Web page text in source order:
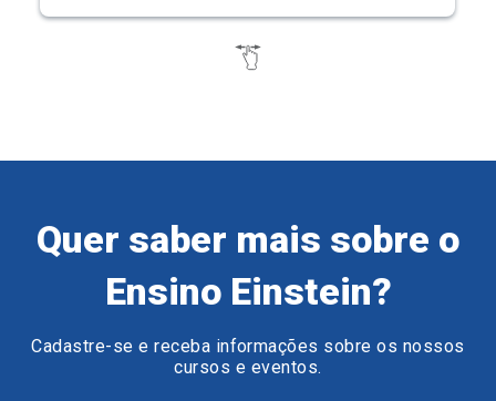
Quer saber mais sobre o
Ensino Einstein?
Cadastre-se e receba informações sobre os nossos
cursos e eventos.